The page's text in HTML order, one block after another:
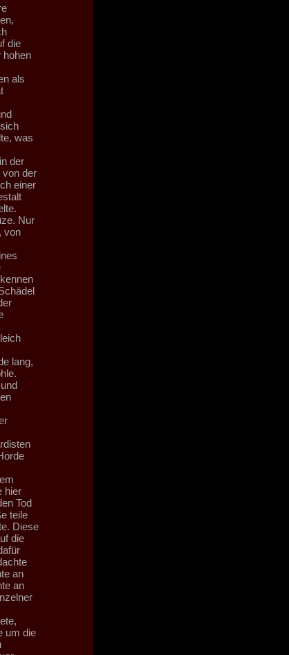
die
hohen
als
was
der
von der
einer
Nur
von
lang,
hier
Tod
teile
Diese
die
an
an
um die